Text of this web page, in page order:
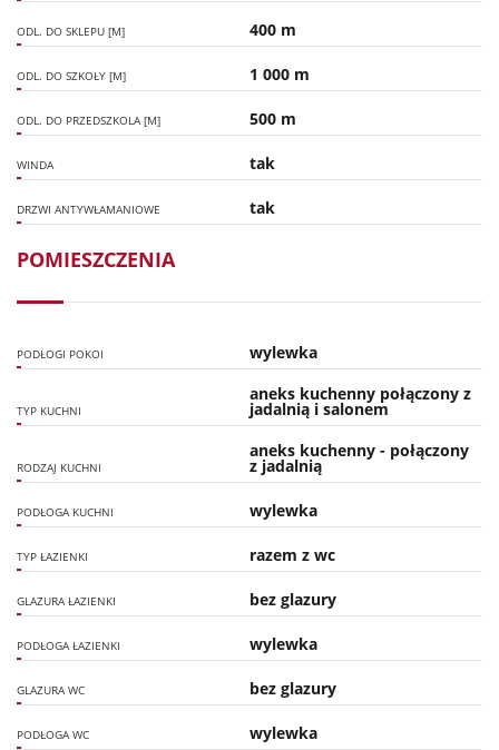
ODL. DO SKLEPU [M] 400 m
ODL. DO SZKOŁY [M] 1 000 m
ODL. DO PRZEDSZKOLA [M] 500 m
WINDA tak
DRZWI ANTYWŁAMANIOWE tak
POMIESZCZENIA
PODŁOGI POKOI wylewka
TYP KUCHNI
aneks kuchenny połączony z
jadalnią i salonem
RODZAJ KUCHNI
aneks kuchenny - połączony
z jadalnią
PODŁOGA KUCHNI wylewka
TYP ŁAZIENKI razem z wc
GLAZURA ŁAZIENKI bez glazury
PODŁOGA ŁAZIENKI wylewka
GLAZURA WC bez glazury
PODŁOGA WC wylewka